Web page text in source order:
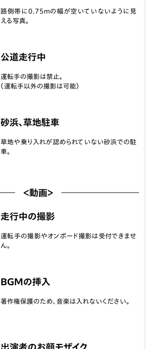
路側帯に0.75mの幅が空いていないように見
える写真。
公道走行中
運転手の撮影は禁止。
（運転手以外の撮影は可能）
砂浜、草地駐車
草地や乗り入れが認められていない砂浜での駐
車。
＜動画＞
走行中の撮影
運転手の撮影やオンボード撮影は受付できませ
ん。
BGMの挿入
著作権保護のため、音楽は入れないください。
出演者のお顔モザイク